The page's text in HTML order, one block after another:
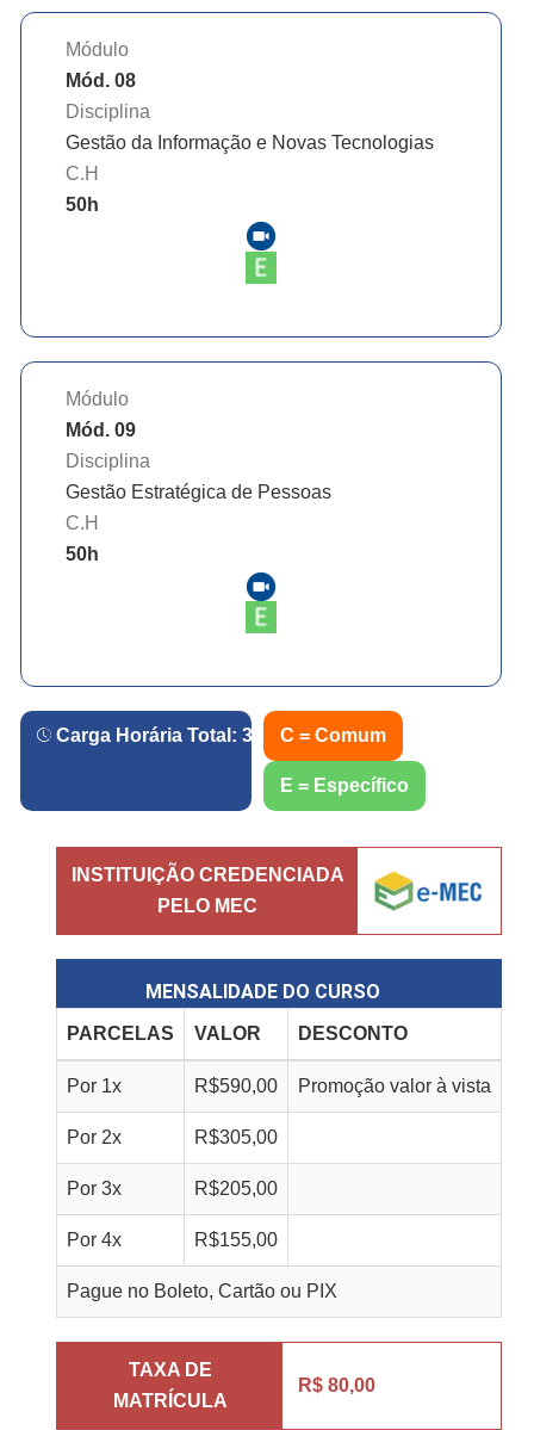
Módulo
Mód. 08
Disciplina
Gestão da Informação e Novas Tecnologias
C.H
50h
Módulo
Mód. 09
Disciplina
Gestão Estratégica de Pessoas
C.H
50h
Carga Horária Total: 360 h.
C = Comum
E = Específico
INSTITUIÇÃO CREDENCIADA
PELO MEC
MENSALIDADE DO CURSO
PARCELAS VALOR DESCONTO
Por 1x R$590,00 Promoção valor à vista
Por 2x R$305,00
Por 3x R$205,00
Por 4x R$155,00
Pague no Boleto, Cartão ou PIX
TAXA DE
MATRÍCULA
R$ 80,00